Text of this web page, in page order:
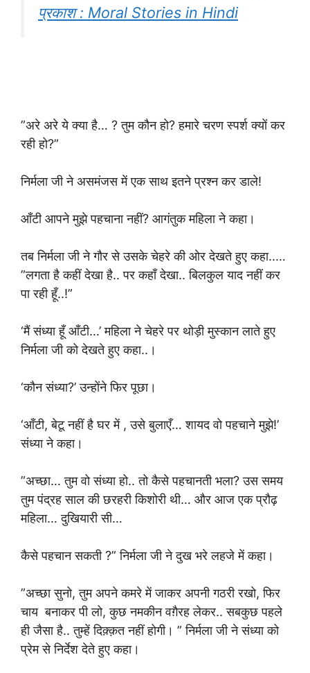
प्रकाश : Moral Stories in Hindi
”अरे अरे ये क्या है… ? तुम कौन हो? हमारे चरण स्पर्श क्यों कर
रही हो?”
निर्मला जी ने असमंजस में एक साथ इतने प्रश्न कर डाले!
आँटी आपने मुझे पहचाना नहीं? आगंतुक महिला ने कहा।
तब निर्मला जी ने गौर से उसके चेहरे की ओर देखते हुए कहा..…
”लगता है कहीं देखा है.. पर कहाँ देखा.. बिलकुल याद नहीं कर
पा रही हूँ..!”
‘मैं संध्या हूँ आँटी…’ महिला ने चेहरे पर थोड़ी मुस्कान लाते हुए
निर्मला जी को देखते हुए कहा..।
‘कौन संध्या?’ उन्होंने फिर पूछा।
‘आँटी, बेटू नहीं है घर में , उसे बुलाएँ… शायद वो पहचाने मुझे!’
संध्या ने कहा।
”अच्छा… तुम वो संध्या हो.. तो कैसे पहचानती भला? उस समय
तुम पंद्रह साल की छरहरी किशोरी थी… और आज एक प्रौढ़
महिला… दुखियारी सी…
कैसे पहचान सकती ?” निर्मला जी ने दुख भरे लहजे में कहा।
”अच्छा सुनो, तुम अपने कमरे में जाकर अपनी गठरी रखो, फिर
चाय बनाकर पी लो, कुछ नमकीन वग़ैरह लेकर.. सबकुछ पहले
ही जैसा है.. तुम्हें दिक़्क़त नहीं होगी। ” निर्मला जी ने संध्या को
प्रेम से निर्देश देते हुए कहा।